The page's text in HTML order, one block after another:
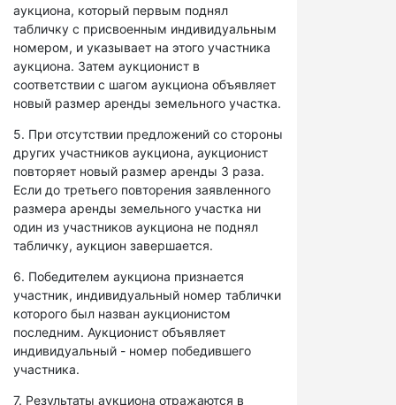
аукциона, который первым поднял
табличку с присвоенным индивидуальным
номером, и указывает на этого участника
аукциона. Затем аукционист в
соответствии с шагом аукциона объявляет
новый размер аренды земельного участка.
5. При отсутствии предложений со стороны
других участников аукциона, аукционист
повторяет новый размер аренды 3 раза.
Если до третьего повторения заявленного
размера аренды земельного участка ни
один из участников аукциона не поднял
табличку, аукцион завершается.
6. Победителем аукциона признается
участник, индивидуальный номер таблички
которого был назван аукционистом
последним. Аукционист объявляет
индивидуальный - номер победившего
участника.
7. Результаты аукциона отражаются в